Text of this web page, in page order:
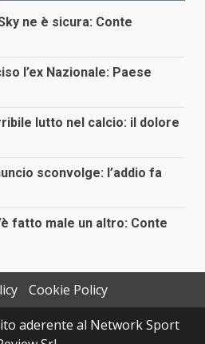
ne è sicura: Conte
l’ex Nazionale: Paese
lutto nel calcio: il dolore
sconvolge: l’addio fa
fatto male un altro: Conte
Cookie Policy
aderente al Network Sport